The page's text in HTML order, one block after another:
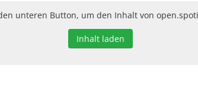
unteren Button, um den Inhalt von
Inhalt laden